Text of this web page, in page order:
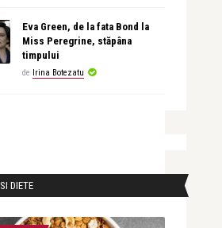
Eva Green, de la fata Bond la
Miss Peregrine, stăpâna
timpului
de Irina Botezatu
DIETE